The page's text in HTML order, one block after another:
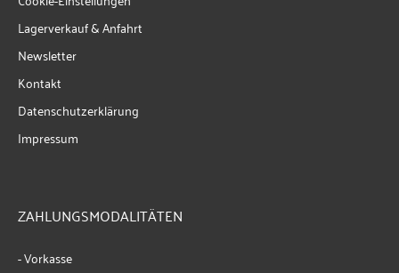
Lagerverkauf & Anfahrt
Newsletter
Kontakt
Datenschutzerklärung
Impressum
ZAHLUNGSMODALITÄTEN
- Vorkasse